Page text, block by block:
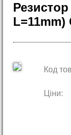
L=11mm)
Код
Ціни: